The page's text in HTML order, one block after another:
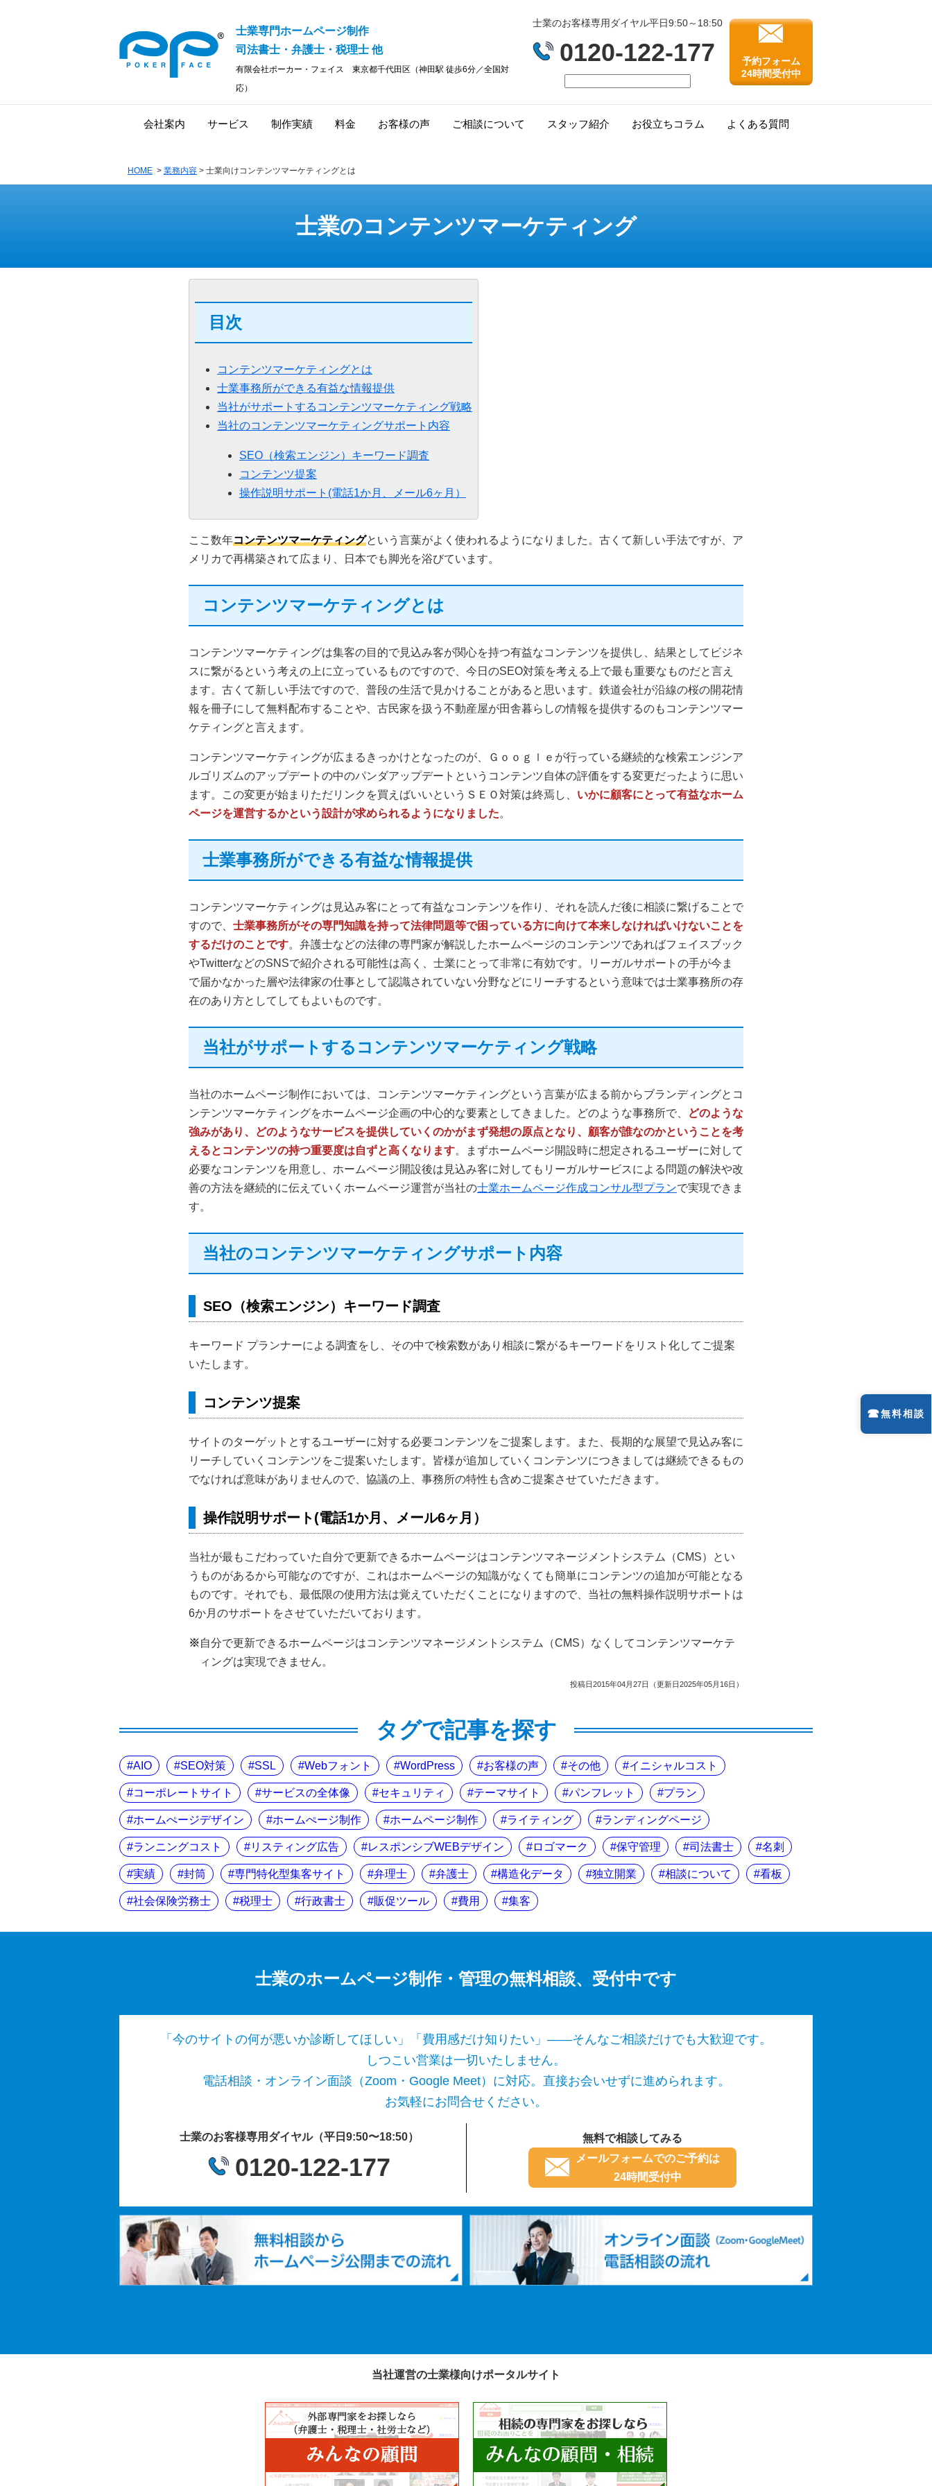
士業専門ホームページ制作
司法書士・弁護士・税理士 他
有限会社ポーカー・フェイス
東京都千代田区（神田駅 徒歩6分／全国対
応）
士業のお客様専用ダイヤル平日9:50～18:50
0120-122-177
予約フォーム
24時間受付中
会社案内 サービス 制作実績 料金 お客様の声 ご相談について スタッフ紹介 お役立ちコラム よくある質問
HOME > 業務内容 > 士業向けコンテンツマーケティングとは
士業のコンテンツマーケティング
目次
コンテンツマーケティングとは
士業事務所ができる有益な情報提供
当社がサポートするコンテンツマーケティング戦略
当社のコンテンツマーケティングサポート内容
SEO（検索エンジン）キーワード調査
コンテンツ提案
操作説明サポート(電話1か月、メール6ヶ月）
ここ数年コンテンツマーケティングという言葉がよく使われるようになりました。古くて新しい手法ですが、ア
メリカで再構築されて広まり、日本でも脚光を浴びています。
コンテンツマーケティングとは
コンテンツマーケティングは集客の目的で見込み客が関心を持つ有益なコンテンツを提供し、結果としてビジネ
スに繋がるという考えの上に立っているものですので、今日のSEO対策を考える上で最も重要なものだと言え
ます。古くて新しい手法ですので、普段の生活で見かけることがあると思います。鉄道会社が沿線の桜の開花情
報を冊子にして無料配布することや、古民家を扱う不動産屋が田舎暮らしの情報を提供するのもコンテンツマー
ケティングと言えます。
コンテンツマーケティングが広まるきっかけとなったのが、Ｇｏｏｇｌｅが行っている継続的な検索エンジンア
ルゴリズムのアップデートの中のパンダアップデートというコンテンツ自体の評価をする変更だったように思い
ます。この変更が始まりただリンクを買えばいいというＳＥＯ対策は終焉し、 いかに顧客にとって有益なホーム
ページを運営するかという設計が求められるようになりました。
士業事務所ができる有益な情報提供
コンテンツマーケティングは見込み客にとって有益なコンテンツを作り、それを読んだ後に相談に繋げることで
すので、 士業事務所がその専門知識を持って法律問題等で困っている方に向けて本来しなければいけないことを
するだけのことです。弁護士などの法律の専門家が解説したホームページのコンテンツであればフェイスブック
やTwitterなどのSNSで紹介される可能性は高く、士業にとって非常に有効です。リーガルサポートの手が今ま
で届かなかった層や法律家の仕事として認識されていない分野などにリーチするという意味では士業事務所の存
在のあり方としてしてもよいものです。
当社がサポートするコンテンツマーケティング戦略
当社のホームページ制作においては、コンテンツマーケティングという言葉が広まる前からブランディングとコ
ンテンツマーケティングをホームページ企画の中心的な要素としてきました。どのような事務所で、
どのような
強みがあり、どのようなサービスを提供していくのかがまず発想の原点となり、顧客が誰なのかということを考
えるとコンテンツの持つ重要度は自ずと高くなります。まずホームページ開設時に想定されるユーザーに対して
必要なコンテンツを用意し、ホームページ開設後は見込み客に対してもリーガルサービスによる問題の解決や改
善の方法を継続的に伝えていくホームページ運営が当社の士業ホームページ作成コンサル型プランで実現できま
す。
当社のコンテンツマーケティングサポート内容
SEO（検索エンジン）キーワード調査
キーワード プランナーによる調査をし、その中で検索数があり相談に繋がるキーワードをリスト化してご提案
いたします。
コンテンツ提案
サイトのターゲットとするユーザーに対する必要コンテンツをご提案します。また、長期的な展望で見込み客に
リーチしていくコンテンツをご提案いたします。皆様が追加していくコンテンツにつきましては継続できるもの
でなければ意味がありませんので、協議の上、事務所の特性も含めご提案させていただきます。
操作説明サポート(電話1か月、メール6ヶ月）
当社が最もこだわっていた自分で更新できるホームページはコンテンツマネージメントシステム（CMS）とい
うものがあるから可能なのですが、これはホームページの知識がなくても簡単にコンテンツの追加が可能となる
ものです。それでも、最低限の使用方法は覚えていただくことになりますので、当社の無料操作説明サポートは
6か月のサポートをさせていただいております。
※自分で更新できるホームページはコンテンツマネージメントシステム（CMS）なくしてコンテンツマーケテ
ィングは実現できません。
投稿日2015年04月27日（更新日2025年05月16日）
タグで記事を探す
AIO SEO対策 SSL Webフォント WordPress お客様の声 その他 イニシャルコスト
コーポレートサイト サービスの全体像 セキュリティ テーマサイト パンフレット プラン
ホームぺージデザイン ホームぺージ制作 ホームページ制作 ライティング ランディングページ
ランニングコスト リスティング広告 レスポンシブWEBデザイン ロゴマーク 保守管理 司法書士 名刺
実績 封筒 専門特化型集客サイト 弁理士 弁護士 構造化データ 独立開業 相談について 看板
社会保険労務士 税理士 行政書士 販促ツール 費用 集客
士業のホームページ制作・管理の無料相談、受付中です
「今のサイトの何が悪いか診断してほしい」「費用感だけ知りたい」——そんなご相談だけでも大歓迎です。
しつこい営業は一切いたしません。
電話相談・オンライン面談（Zoom・Google Meet）に対応。直接お会いせずに進められます。
お気軽にお問合せください。
士業のお客様専用ダイヤル（平日9:50〜18:50）
0120-122-177
無料で相談してみる
メールフォームでのご予約は
24時間受付中
当社運営の士業様向けポータルサイト
☎無料相談